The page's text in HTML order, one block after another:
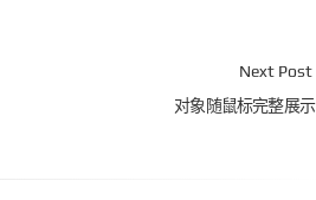
Next Post
对象随鼠标完整展示